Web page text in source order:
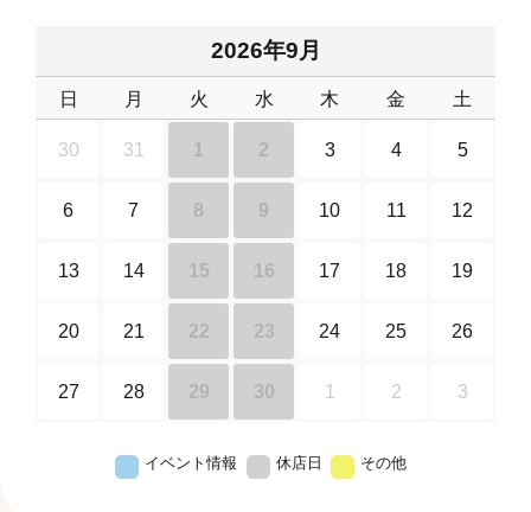
2026年9月
日 月 火 水 木 金 土
30 31 1 2 3 4 5
6 7 8 9 10 11 12
13 14 15 16 17 18 19
20 21 22 23 24 25 26
27 28 29 30 1 2 3
イベント情報 休店日 その他